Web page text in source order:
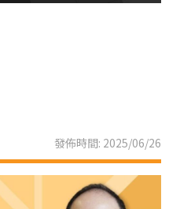
發佈時間: 2025/06/26